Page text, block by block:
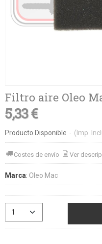
Filtro aire Oleo
5,33 €
Producto Disponible - (Imp.
Costes de envío Ver
Marca: Oleo Mac